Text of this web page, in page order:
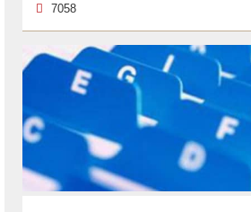
7058